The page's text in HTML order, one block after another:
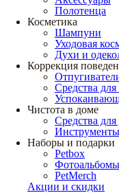
Полотенца
Косметика
Шампуни
Уходовая
Духи и
Коррекция
Средства
Чистота в доме
Средства для
Наборы и подарки
Petbox
Фотоальбомы
PetMerch
Акции и скидки